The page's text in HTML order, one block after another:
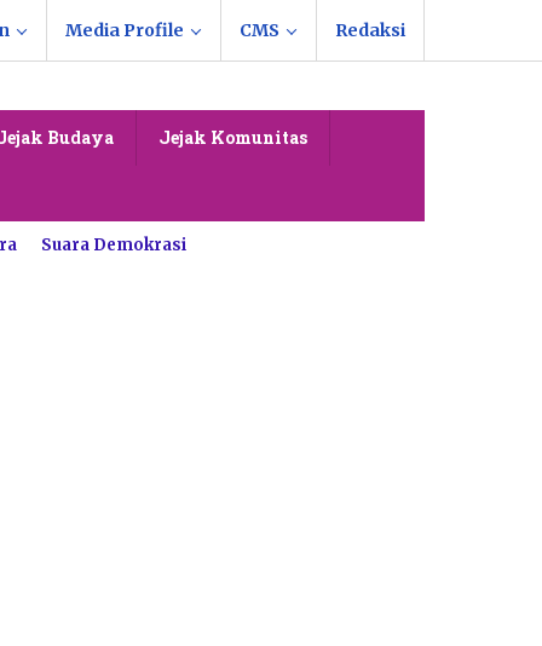
Media Profile CMS Redaksi
Budaya Jejak Komunitas
Suara Demokrasi